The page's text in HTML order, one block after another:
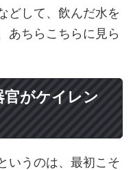
どして、飲んだ水を
あちらこちらに見ら
官がケイレン
いうのは、最初こそ